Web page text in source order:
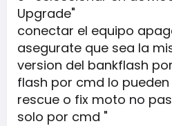
Upgrade"
conectar el equipo
asegurate que sea la
version del bankflash
flash por cmd lo
rescue o fix moto no
solo por cmd "